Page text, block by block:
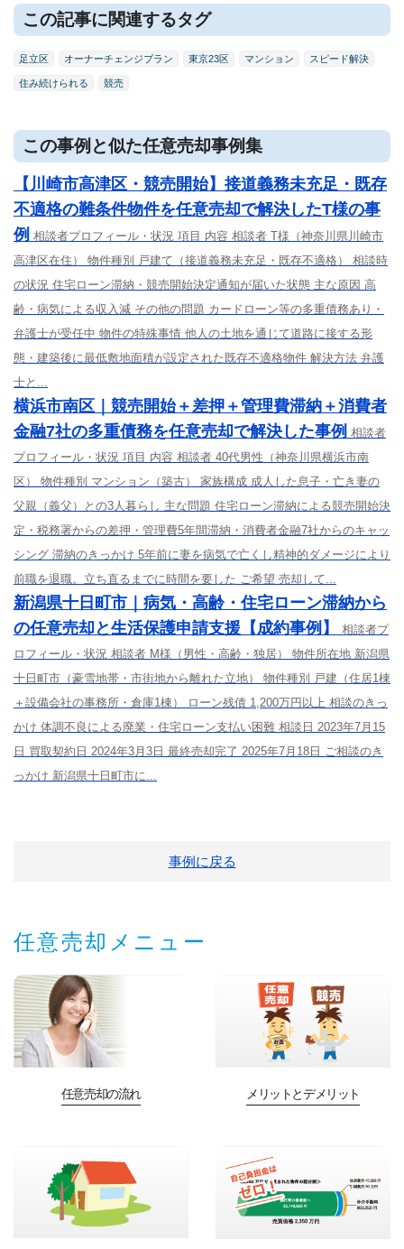
この記事に関連するタグ
足立区 オーナーチェンジプラン 東京23区 マンション スピード解決
住み続けられる 競売
この事例と似た任意売却事例集
【川崎市高津区・競売開始】接道義務未充足・既存
不適格の難条件物件を任意売却で解決したT様の事
例 相談者プロフィール・状況 項目 内容 相談者 T様（神奈川県川崎市
高津区在住） 物件種別 戸建て（接道義務未充足・既存不適格） 相談時
の状況 住宅ローン滞納・競売開始決定通知が届いた状態 主な原因 高
齢・病気による収入減 その他の問題 カードローン等の多重債務あり・
弁護士が受任中 物件の特殊事情 他人の土地を通じて道路に接する形
態・建築後に最低敷地面積が設定された既存不適格物件 解決方法 弁護
士と...
横浜市南区｜競売開始＋差押＋管理費滞納＋消費者
金融7社の多重債務を任意売却で解決した事例 相談者
プロフィール・状況 項目 内容 相談者 40代男性（神奈川県横浜市南
区） 物件種別 マンション（築古） 家族構成 成人した息子・亡き妻の
父親（義父）との3人暮らし 主な問題 住宅ローン滞納による競売開始決
定・税務署からの差押・管理費5年間滞納・消費者金融7社からのキャッ
シング 滞納のきっかけ 5年前に妻を病気で亡くし精神的ダメージにより
前職を退職。立ち直るまでに時間を要した ご希望 売却して...
新潟県十日町市｜病気・高齢・住宅ローン滞納から
の任意売却と生活保護申請支援【成約事例】
相談者プ
ロフィール・状況 相談者 M様（男性・高齢・独居） 物件所在地 新潟県
十日町市（豪雪地帯・市街地から離れた立地） 物件種別 戸建（住居1棟
＋設備会社の事務所・倉庫1棟） ローン残債 1,200万円以上 相談のきっ
かけ 体調不良による廃業・住宅ローン支払い困難 相談日 2023年7月15
日 買取契約日 2024年3月3日 最終売却完了 2025年7月18日 ご相談のき
っかけ 新潟県十日町市に...
事例に戻る
任意売却メニュー
任意売却の流れ メリットとデメリット